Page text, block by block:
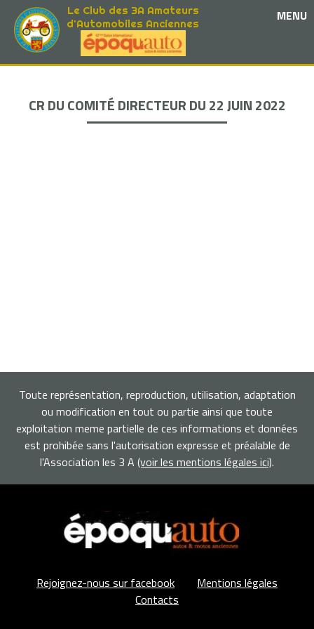
MENU
Le Club des 3A Amateurs
d'Automobiles Anciennes
CR DU COMITÉ DIRECTEUR DU 22 JUIN 2022
Toute représentation, reproduction, utilisation, adaptation
ou modification en tout ou partie ainsi que toute
exploitation meme partielle de ces informations et données
est prohibée sans l'autorisation expresse et préalable de
l'Association les 3 A (voir les mentions légales ici).
Rejoignez-nous sur facebook
Mentions légales
Contacts